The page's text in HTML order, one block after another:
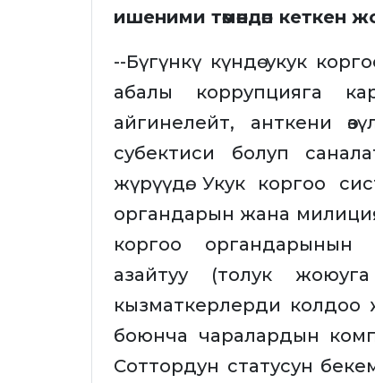
ишеними төмөндөп кеткен
--Бүгүнкү күндө укук
абалы коррупцияга
айгинелейт, анткени
субектиси болуп
жүрүүдө. Укук коргоо
органдарын жана
коргоо органдарынын
азайтуу (толук
кызматкерлерди колдоо
боюнча чаралардын
Соттордун статусун